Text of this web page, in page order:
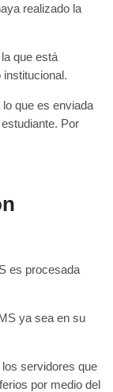
realizado la
que está
institucional.
que es enviada
Por
es procesada
ya sea en su
servidores que
por medio del